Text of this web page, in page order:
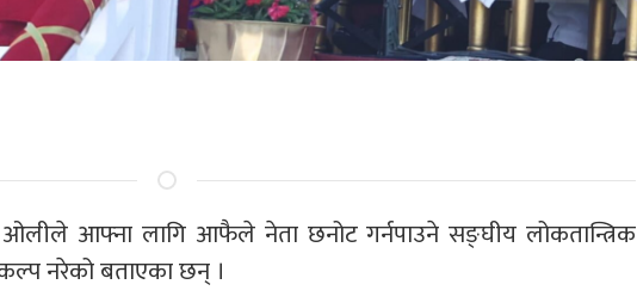
ओलीले आफ्ना लागि आफैले नेता छनोट गर्नपाउने सङ्घीय लोकतान्त्रिक
नरेको बताएका छन् ।